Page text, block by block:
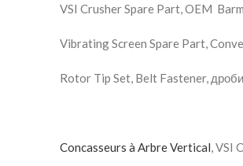
VSI Crusher Spare Part, OEM
Vibrating Screen Spare Part,
Rotor Tip Set, Belt Fastener,
Concasseurs à Arbre Vertical